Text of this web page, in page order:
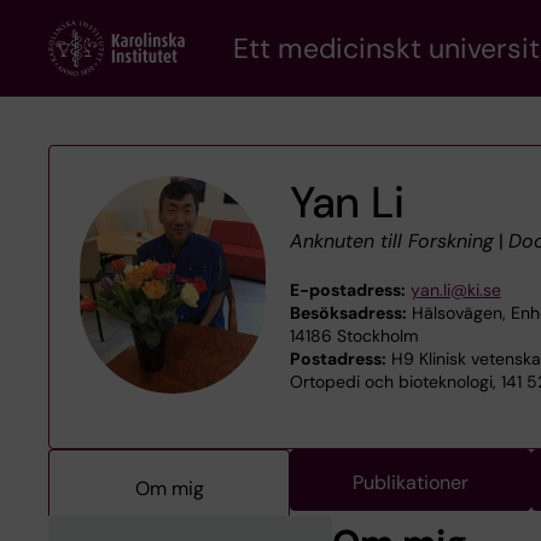
content
Ett medicinskt
Yan Li
Anknuten till Forskning|
E-postadress: yan.li@ki.se
Besöksadress: Hälsovägen,
14186 Stockholm
Postadress: H9 Klinisk
Ortopedi och bioteknologi, 141
Om mig Publikationer